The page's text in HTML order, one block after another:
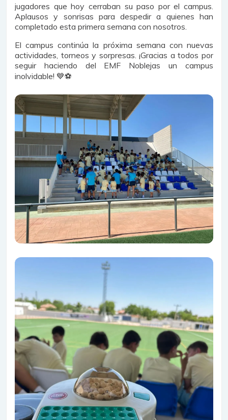
jugadores que hoy cerraban su paso por el campus.
Aplausos y sonrisas para despedir a quienes han
completado esta primera semana con nosotros.
El campus continúa la próxima semana con nuevas
actividades, torneos y sorpresas. ¡Gracias a todos por
seguir haciendo del EMF Noblejas un campus
inolvidable! 💙⚽